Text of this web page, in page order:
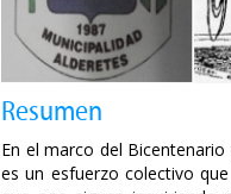
Resumen
En el marco del
es un esfuerzo colectivo